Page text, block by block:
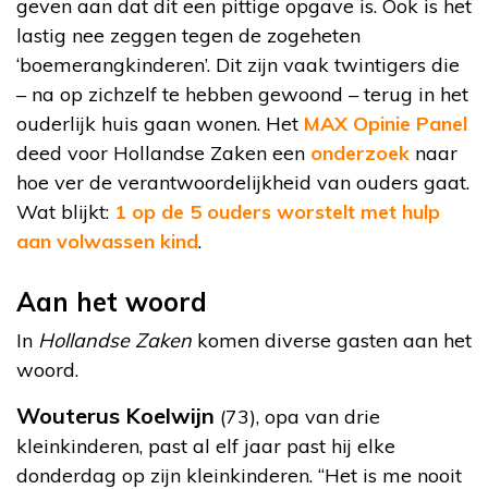
geven aan dat dit een pittige opgave is. Ook is het
lastig nee zeggen tegen de zogeheten
‘boemerangkinderen’. Dit zijn vaak twintigers die
– na op zichzelf te hebben gewoond – terug in het
ouderlijk huis gaan wonen. Het MAX Opinie Panel
deed voor Hollandse Zaken een onderzoek naar
hoe ver de verantwoordelijkheid van ouders gaat.
Wat blijkt: 1 op de 5 ouders worstelt met hulp
aan volwassen kind.
Aan het woord
In Hollandse Zaken komen diverse gasten aan het
woord.
Wouterus Koelwijn (73), opa van drie
kleinkinderen, past al elf jaar past hij elke
donderdag op zijn kleinkinderen. “Het is me nooit